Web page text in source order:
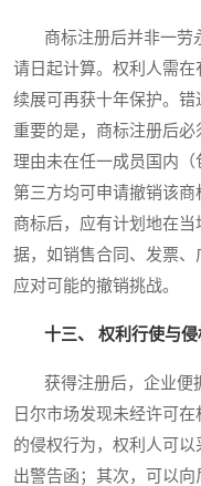
商标注册后并非一劳
请日起计算。权利人需
续展可再获十年保护。
重要的是，商标注册后
理由未在任一成员国内
第三方均可申请撤销该
商标后，应有计划地在
据，如销售合同、发票
应对可能的撤销挑战。
十三、 权利行使与
获得注册后，企业便
日尔市场发现未经许可
的侵权行为，权利人可
出警告函；其次，可以